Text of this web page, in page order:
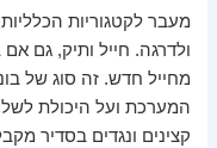
מעבר לקטגוריות
ולדרגה. חייל ותיק, גם
מחייל חדש. זה סוג של
המערכת ועל היכולת
קצינים ונגדים בסדיר